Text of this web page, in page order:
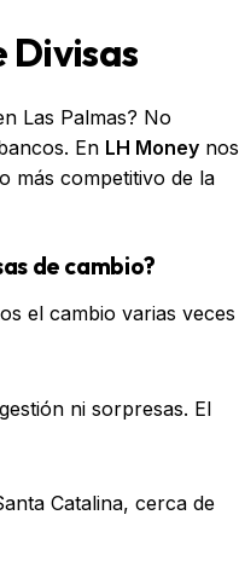
Divisas
Las Palmas? No
En LH Money nos
más competitivo de la
de cambio?
el cambio varias veces
ni sorpresas. El
Catalina, cerca de